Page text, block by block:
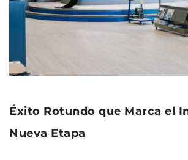
Éxito Rotundo que Marca el
Nueva Etapa